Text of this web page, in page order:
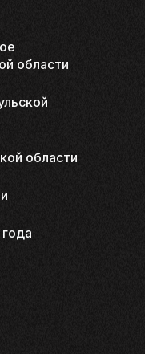
области
области